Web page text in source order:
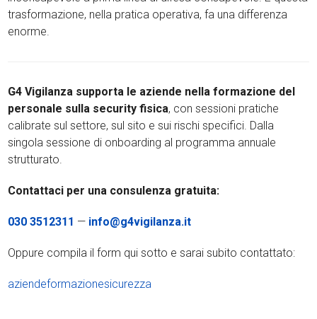
trasformazione, nella pratica operativa, fa una differenza
enorme.
G4 Vigilanza supporta le aziende nella formazione del
personale sulla security fisica, con sessioni pratiche
calibrate sul settore, sul sito e sui rischi specifici. Dalla
singola sessione di onboarding al programma annuale
strutturato.
Contattaci per una consulenza gratuita:
030 3512311 — info@g4vigilanza.it
Oppure compila il form qui sotto e sarai subito contattato:
aziendeformazionesicurezza